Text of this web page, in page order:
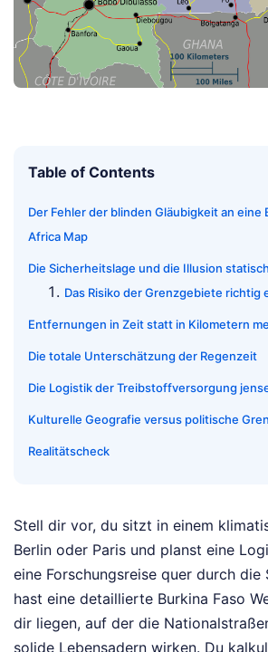
Table of Contents
Der Fehler der blinden Gläubigkeit an eine
Africa Map
Die Sicherheitslage und die Illusion
Das Risiko der Grenzgebiete richtig
Entfernungen in Zeit statt in Kilometern
Die totale Unterschätzung der Regenzeit
Die Logistik der Treibstoffversorgung
Kulturelle Geografie versus politische
Realitätscheck
Stell dir vor, du sitzt in einem
Berlin oder Paris und planst eine
eine Forschungsreise quer durch die
hast eine detaillierte Burkina Faso
dir liegen, auf der die
solide Lebensadern wirken. Du